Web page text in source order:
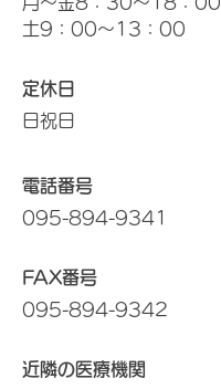
土9：00～13：00
定休日
日祝日
電話番号
095-894-9341
FAX番号
095-894-9342
近隣の医療機関